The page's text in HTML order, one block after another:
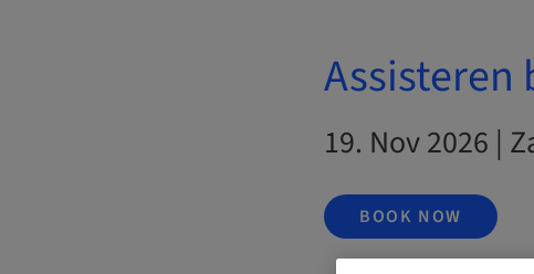
19. Nov 2026 |
BOOK NOW